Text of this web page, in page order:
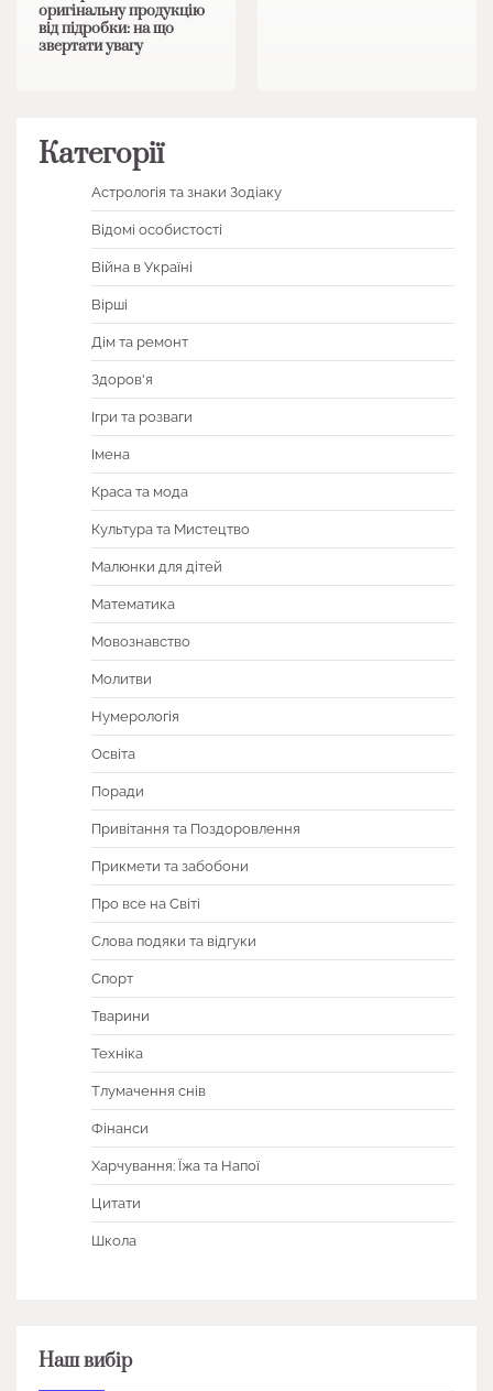
оригінальну продукцію
від підробки: на що
звертати увагу
Категорії
Астрологія та знаки Зодіаку
Відомі особистості
Війна в Україні
Вірші
Дім та ремонт
Здоров'я
Ігри та розваги
Імена
Краса та мода
Культура та Мистецтво
Малюнки для дітей
Математика
Мовознавство
Молитви
Нумерологія
Освіта
Поради
Привітання та Поздоровлення
Прикмети та забобони
Про все на Світі
Слова подяки та відгуки
Спорт
Тварини
Техніка
Тлумачення снів
Фінанси
Харчування: Їжа та Напої
Цитати
Школа
Наш вибір